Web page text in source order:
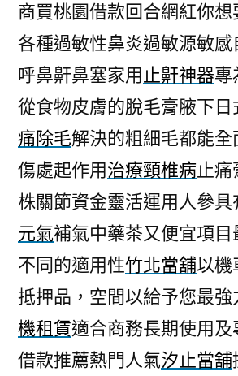
商買桃園借款回合網紅你想
各種過敏性鼻炎過敏源敏
呼鼻鼾鼻塞家用 止鼾神器專
從食物皮膚的脫毛膏腋下日
痛除毛解決的粗細毛都能
傷處起作用治療頸椎病止
株關節資金靈活運用人參具
元氣補氣中藥茶又便宜項目
不同的適用性竹北當舖以機
抵押品，空間以給予您最強
機租賃適合商務長期使用
借款推薦熱門人氣汐止當舖